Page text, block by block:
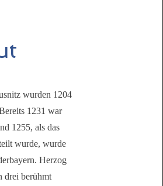
wurden 1204
1231 war
1255, als das
wurde, wurde
Herzog
drei berühmt